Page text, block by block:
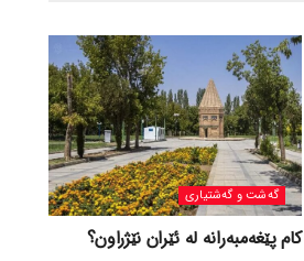
گه‌شت و گه‌شتیاری
کام پێغەمبەرانە لە ئێران نێژراون؟